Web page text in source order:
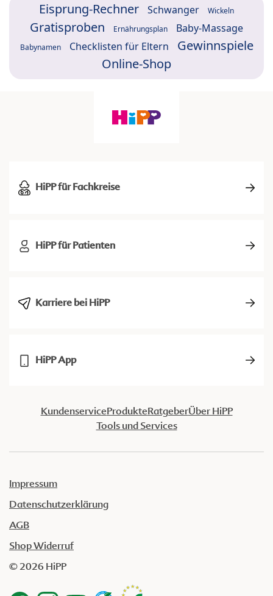
Eisprung-Rechner Schwanger Wickeln
Gratisproben Ernährungsplan Baby-Massage
Babynamen Checklisten für Eltern
Gewinnspiele
Online-Shop
HiPP für Fachkreise
HiPP für Patienten
Karriere bei HiPP
HiPP App
KundenserviceProdukteRatgeberÜber HiPP
Tools und Services
Impressum
Datenschutzerklärung
AGB
Shop Widerruf
© 2026 HiPP